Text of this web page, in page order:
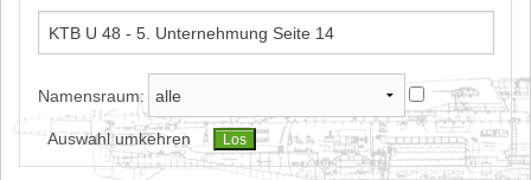
Namensraum:
Auswahl umkehren